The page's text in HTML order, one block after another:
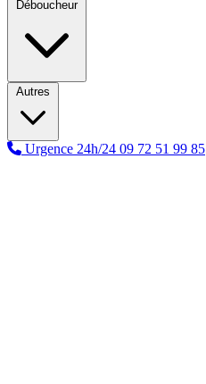
Déboucheur
Autres
Urgence 24h/24 09 72 51 99 85